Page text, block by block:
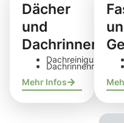
Dächer
und
Dachrinnen
Dachreinigung
Dachrinnenreinigung
Mehr Infos